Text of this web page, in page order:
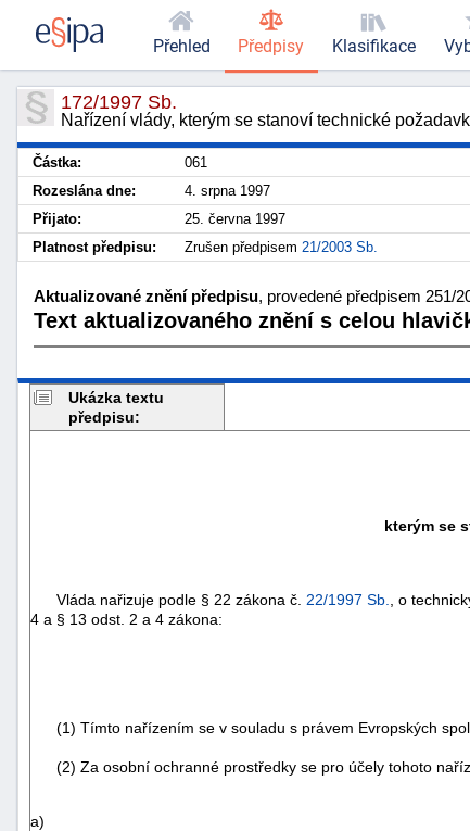
172/1997 Sb.
Nařízení vlády, kterým se stanoví technické
Částka: 061
Rozeslána dne:
4. srpna 1997
Přijato:
25. června 1997
Platnost předpisu:
Zrušen předpisem 21/2003 Sb.
Aktualizované znění předpisu, provedené předpisem 251/
Text aktualizovaného znění s celou
Ukázka textu
předpisu:
kterým se
Vláda nařizuje podle § 22 zákona č. 22/1997 Sb.
, o
4 a § 13 odst. 2 a 4 zákona:
(1) Tímto nařízením se v souladu s právem Evropských
(2) Za osobní ochranné prostředky se pro účely tohoto
a)
Přehled Předpisy Klasifikace